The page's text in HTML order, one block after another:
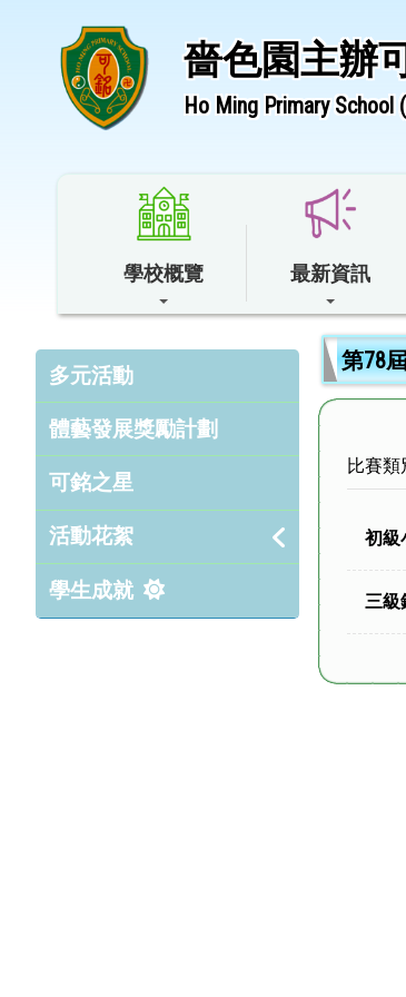
嗇色園主辦
Ho Ming Primary School
學校概覽 最新資訊
多元活動
體藝發展獎勵計劃
可銘之星
活動花絮
學生成就
第78
比賽類
初級
三級